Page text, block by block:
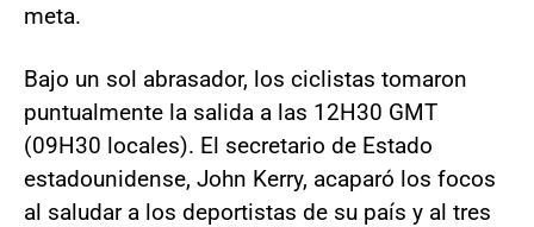
meta.
Bajo un sol abrasador, los ciclistas tomaron
puntualmente la salida a las 12H30 GMT
(09H30 locales). El secretario de Estado
estadounidense, John Kerry, acaparó los focos
al saludar a los deportistas de su país y al tres